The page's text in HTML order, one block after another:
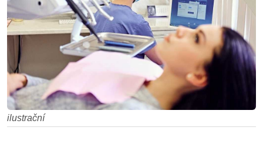
ilustrační